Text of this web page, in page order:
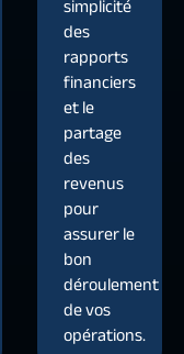
simplicité
des
rapports
financiers
et le
partage
des
revenus
pour
assurer le
bon
déroulement
de vos
opérations.